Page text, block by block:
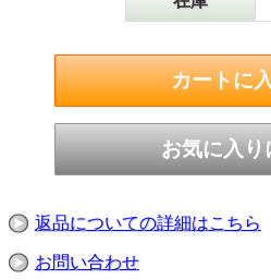
●栄養成分表示（1缶90g当り）：
エネルギー 212kcal
たんぱく質 15.1g
脂質 15.6g
返品についての詳細はこちら
お問い合わせ